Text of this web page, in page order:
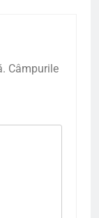
Câmpurile